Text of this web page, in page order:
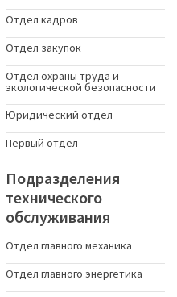
Отдел кадров
Отдел закупок
Отдел охраны труда и
экологической безопасности
Юридический отдел
Первый отдел
Подразделения
технического
обслуживания
Отдел главного механика
Отдел главного энергетика